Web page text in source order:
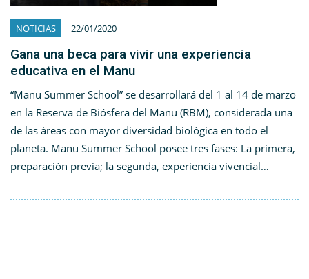
NOTICIAS 22/01/2020
Gana una beca para vivir una experiencia
educativa en el Manu
“Manu Summer School” se desarrollará del 1 al 14 de marzo
en la Reserva de Biósfera del Manu (RBM), considerada una
de las áreas con mayor diversidad biológica en todo el
planeta. Manu Summer School posee tres fases: La primera,
preparación previa; la segunda, experiencia vivencial…